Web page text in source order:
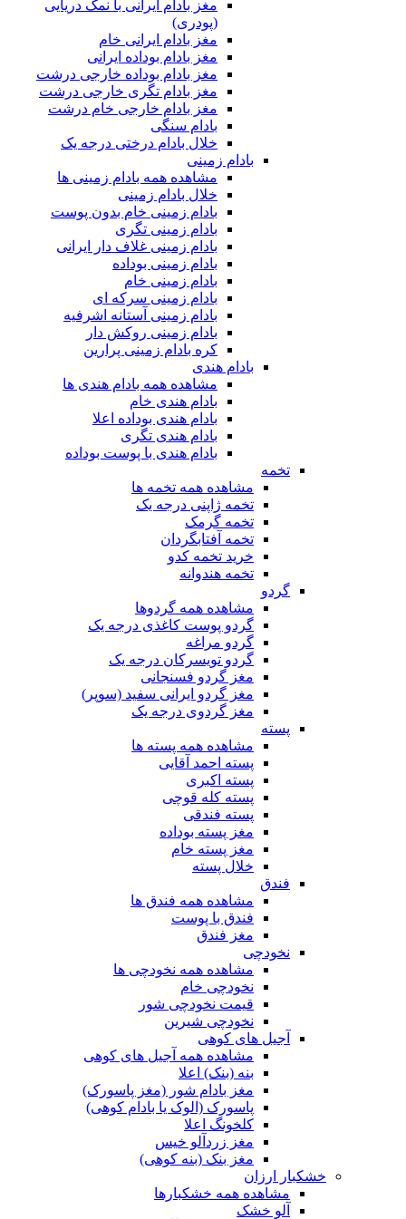
مغز بادام ایرانی با نمک دریایی
(پودری)
مغز بادام ایرانی خام
مغز بادام بوداده ایرانی
مغز بادام بوداده خارجی درشت
مغز بادام تگری خارجی درشت
مغز بادام خارجی خام درشت
بادام سنگی
خلال بادام درختی درجه یک
بادام زمینی
مشاهده همه بادام زمینی ها
خلال بادام زمینی
بادام زمینی خام بدون پوست
بادام زمینی تگری
بادام زمینی غلاف دار ایرانی
بادام زمینی بوداده
بادام زمینی خام
بادام زمینی سرکه ای
بادام زمینی آستانه اشرفیه
بادام زمینی روکش دار
کره بادام زمینی پرارین
بادام هندی
مشاهده همه بادام هندی ها
بادام هندی خام
بادام هندی بوداده اعلا
بادام هندی تگری
بادام هندی با پوست بوداده
تخمه
مشاهده همه تخمه ها
تخمه ژاپنی درجه یک
تخمه گرمک
تخمه آفتابگردان
خرید تخمه کدو
تخمه هندوانه
گردو
مشاهده همه گردوها
گردو پوست کاغذی درجه یک
گردو مراغه
گردو تویسرکان درجه یک
مغز گردو فسنجانی
مغز گردو ایرانی سفید (سوپر)
مغز گردوی درجه یک
پسته
مشاهده همه پسته ها
پسته احمد آقایی
پسته اکبری
پسته کله قوچی
پسته فندقی
مغز پسته بوداده
مغز پسته خام
خلال پسته
فندق
مشاهده همه فندق ها
فندق با پوست
مغز فندق
نخودچی
مشاهده همه نخودچی ها
نخودچی خام
قیمت نخودچی شور
نخودچی شیرین
آجیل های کوهی
مشاهده همه آجیل های کوهی
بنه (بنک) اعلا
مغز بادام شور (مغز پاسورک)
پاسورک (الوک یا بادام کوهی)
کلخونگ اعلا
مغز زردآلو خیس
مغز بنک (بنه کوهی)
خشکبار ارزان
مشاهده همه خشکبارها
آلو خشک